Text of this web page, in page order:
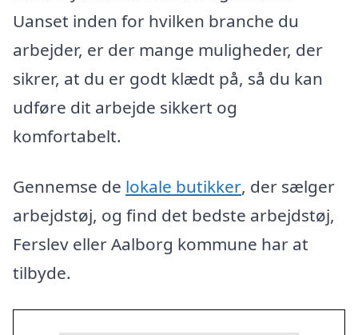
Uanset inden for hvilken branche du
arbejder, er der mange muligheder, der
sikrer, at du er godt klædt på, så du kan
udføre dit arbejde sikkert og
komfortabelt.
Gennemse de lokale butikker, der sælger
arbejdstøj, og find det bedste arbejdstøj,
Ferslev eller Aalborg kommune har at
tilbyde.